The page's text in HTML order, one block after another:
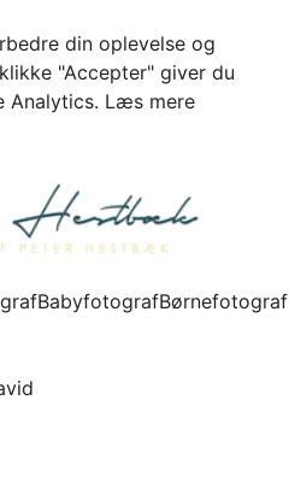
din oplevelse og
"Accepter" giver du
Analytics. Læs mere
BabyfotografBørnefotograf